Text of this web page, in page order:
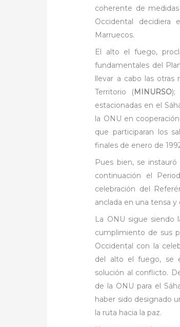
coherente de
Occidental
Marruecos.
El alto el fuego,
fundamentales del
llevar a cabo las otras
Territorio (MINURSO);
estacionadas en el
la ONU en
que participaran los
finales de enero de
Pues bien, se
continuación el
celebración del
anclada en una tensa y
La ONU sigue siendo
cumplimiento de sus
Occidental con la
del alto el fuego, se
solución al conflicto.
de la ONU para el
haber sido designado
la ruta hacia la paz.